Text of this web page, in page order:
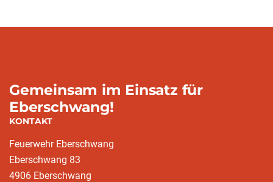
Gemeinsam im Einsatz für
Eberschwang!
KONTAKT
Feuerwehr Eberschwang
Eberschwang 83
4906 Eberschwang